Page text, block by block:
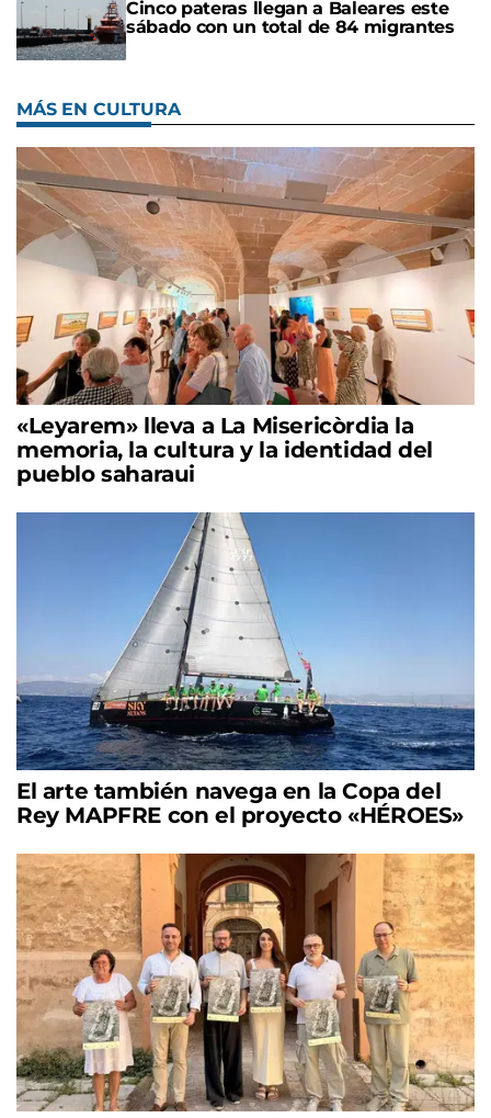
Cinco pateras llegan a Baleares este
sábado con un total de 84 migrantes
MÁS EN CULTURA
«Leyarem» lleva a La Misericòrdia la
memoria, la cultura y la identidad del
pueblo saharaui
El arte también navega en la Copa del
Rey MAPFRE con el proyecto «HÉROES»